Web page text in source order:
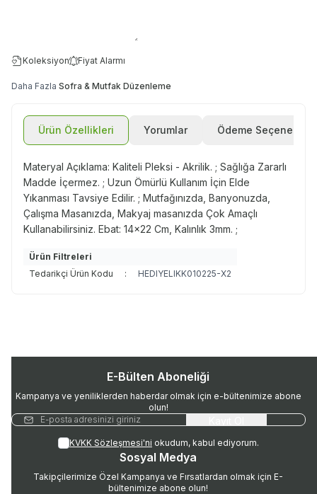
Koleksiyon Fiyat Alarmı
Daha Fazla Sofra & Mutfak Düzenleme
Ürün Özellikleri Yorumlar Ödeme Seçenekleri
Materyal Açıklama: Kaliteli Pleksi - Akrilik. ; Sağlığa Zararlı
Madde İçermez. ; Uzun Ömürlü Kullanım İçin Elde
Yıkanması Tavsiye Edilir. ; Mutfağınızda, Banyonuzda,
Çalışma Masanızda, Makyaj masanızda Çok Amaçlı
Kullanabilirsiniz. Ebat: 14x22 Cm, Kalınlık 3mm. ;
Ürün Filtreleri
Tedarikçi Ürün Kodu
: HEDIYELIKK010225-X2
E-Bülten Aboneliği
Kampanya ve yeniliklerden haberdar olmak için e-bültenimize abone
olun!
KVKK Sözleşmesi'ni okudum, kabul ediyorum.
Sosyal Medya
Takipçilerimize Özel Kampanya ve Fırsatlardan olmak için E-
bültenimize abone olun!